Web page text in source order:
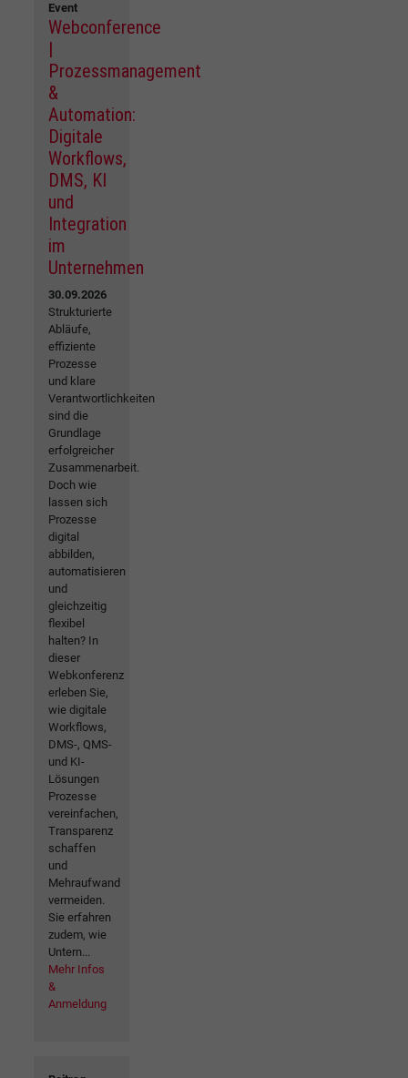
Event
Webconference
|
Prozessmanagement
&
Automation:
Digitale
Workflows,
DMS, KI
und
Integration
im
Unternehmen
30.09.2026
Strukturierte
Abläufe,
effiziente
Prozesse
und klare
Verantwortlichkeiten
sind die
Grundlage
erfolgreicher
Zusammenarbeit.
Doch wie
lassen sich
Prozesse
digital
abbilden,
automatisieren
und
gleichzeitig
flexibel
halten? In
dieser
Webkonferenz
erleben Sie,
wie digitale
Workflows,
DMS-, QMS-
und KI-
Lösungen
Prozesse
vereinfachen,
Transparenz
schaffen
und
Mehraufwand
vermeiden.
Sie erfahren
zudem, wie
Untern...
Mehr Infos
&
Anmeldung